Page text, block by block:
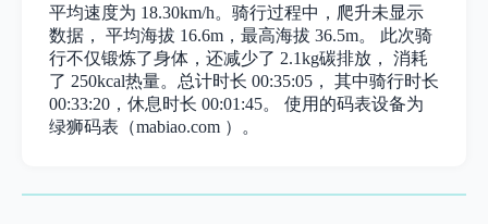
平均速度为 18.30km/h。骑行过程中，爬升未显示
数据， 平均海拔 16.6m，最高海拔 36.5m。 此次骑
行不仅锻炼了身体，还减少了 2.1kg碳排放， 消耗
了 250kcal热量。总计时长 00:35:05， 其中骑行时长
00:33:20，休息时长 00:01:45。 使用的码表设备为
绿狮码表（mabiao.com ）。